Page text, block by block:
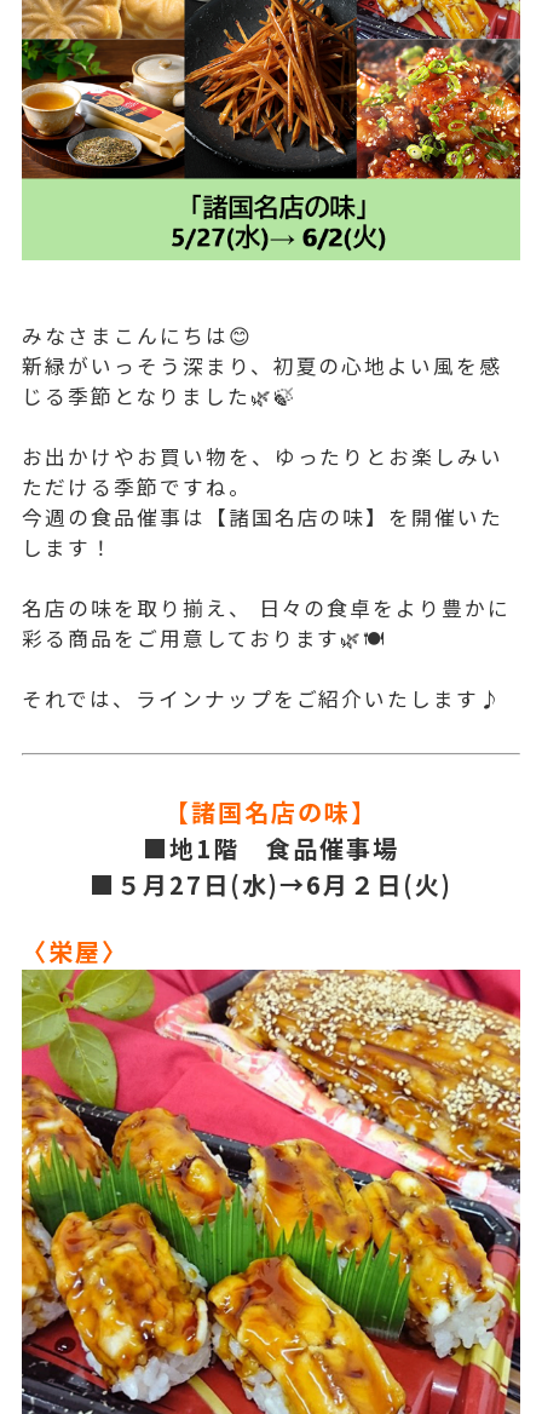
みなさまこんにちは😊
新緑がいっそう深まり、初夏の心地よい風を感
じる季節となりました🌿🍃
お出かけやお買い物を、ゆったりとお楽しみい
ただける季節ですね。
今週の食品催事は【諸国名店の味】を開催いた
します！
名店の味を取り揃え、 日々の食卓をより豊かに
彩る商品をご用意しております🌿🍽️
それでは、ラインナップをご紹介いたします♪
【諸国名店の味】
■地1階 食品催事場
■５月27日(水)→6月２日(火)
〈栄屋〉